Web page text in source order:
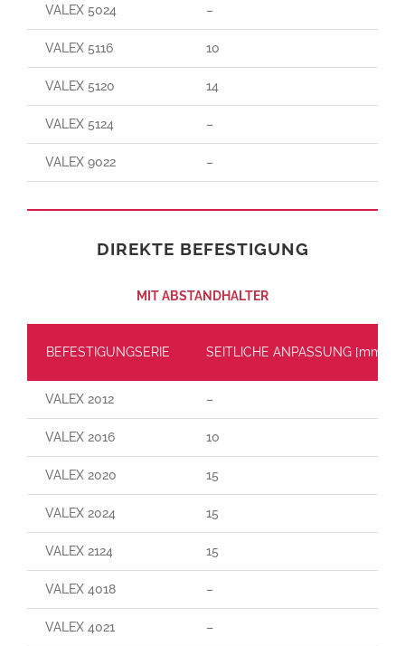
VALEX 5024 –
VALEX 5116 10
VALEX 5120 14
VALEX 5124 –
VALEX 9022 –
DIREKTE BEFESTIGUNG
MIT ABSTANDHALTER
BEFESTIGUNGSERIE SEITLICHE ANPASSUNG [mm]
VALEX 2012 –
VALEX 2016 10
VALEX 2020 15
VALEX 2024 15
VALEX 2124 15
VALEX 4018 –
VALEX 4021 –